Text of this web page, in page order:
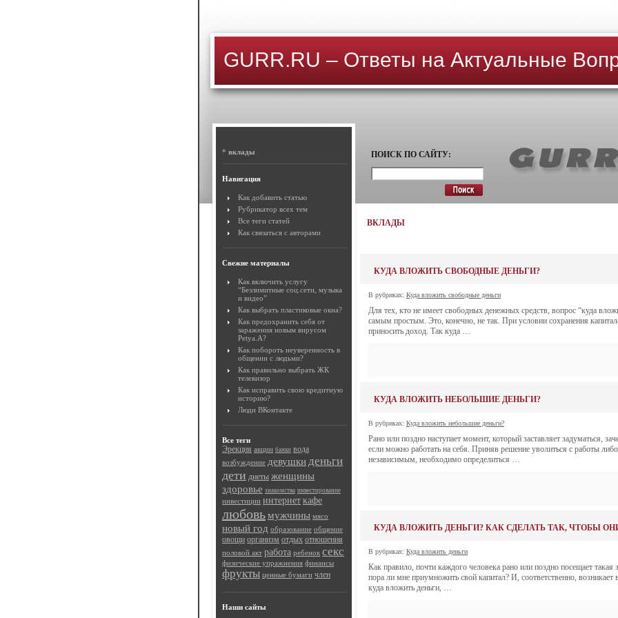
GURR.RU – Ответы на Актуальные
* вклады
Навигация
Как добавить статью
Рубрикатор всех тем
Все теги статей
Как связаться с авторами
Свежие материалы
Как включить услугу
“Безлимитные соц.сети, музыка
и видео”
Как выбрать пластиковые окна?
Как предохранить себя от
заражения новым вирусом
Petya.A?
Как побороть неуверенность в
общении с людьми?
Как правильно выбрать ЖК
телевизор
Как исправить свою кредитную
историю?
Люди ВКонтакте
Все теги
Эрекция акции банки вода
возбуждение девушкиденьги
дети диеты женщины
здоровье знакомства инвестирование
инвестиции интернет кафе
любовьмужчины мясо
новый год образование общение
овощи организм отдых отношения
половой акт работа ребенок секс
физические упражнения финансы
фрукты ценные бумаги член
Наши сайты
ПОИСК ПО САЙТУ:
ВКЛАДЫ
КУДА ВЛОЖИТЬ СВОБОДНЫЕ ДЕНЬГИ?
В рубриках: Куда вложить свободные деньги
Для тех, кто не имеет свободных денежных средств, вопрос “куда
самым простым. Это, конечно, не так. При условии сохранения
приносить доход. Так куда …
КУДА ВЛОЖИТЬ НЕБОЛЬШИЕ ДЕНЬГИ?
В рубриках: Куда вложить небольшие деньги?
Рано или поздно наступает момент, который заставляет задуматься,
если можно работать на себя. Приняв решение уволиться с работы
независимым, необходимо определиться …
КУДА ВЛОЖИТЬ ДЕНЬГИ? КАК СДЕЛАТЬ ТАК, ЧТОБЫ
В рубриках: Куда вложить деньги
Как правило, почти каждого человека рано или поздно посещает такая
пора ли мне приумножить свой капитал? И, соответственно,
куда вложить деньги, …